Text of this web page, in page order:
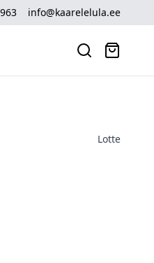
info@kaarelelula.ee
Lotte